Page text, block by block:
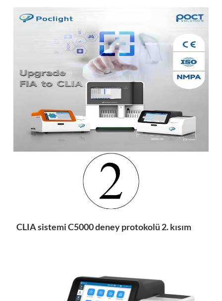
CLIA sistemi C5000 deney protokolü 2. kısım